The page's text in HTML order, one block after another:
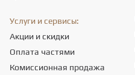
Услуги и сервисы:
Акции и скидки
Оплата частями
Комиссионная продажа